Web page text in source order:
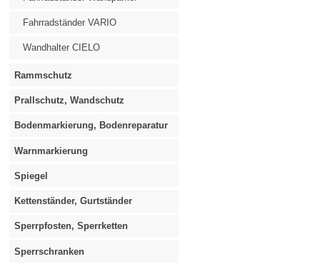
Fahrradständer VARIO
Wandhalter CIELO
Rammschutz
Prallschutz, Wandschutz
Bodenmarkierung, Bodenreparatur
Warnmarkierung
Spiegel
Kettenständer, Gurtständer
Sperrpfosten, Sperrketten
Sperrschranken